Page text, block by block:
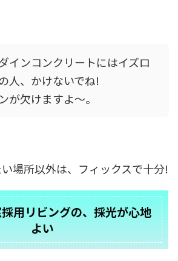
インコンクリートにはイズロ
人、かけないでね!
が欠けますよ〜。
場所以外は、フィックスで十分!
用リビングの、採光が心地
よい